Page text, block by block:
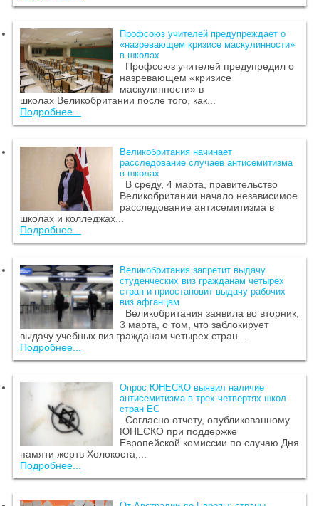
Профсоюз учителей предупреждает о
«назревающем кризисе маскулинности»
в школах
Профсоюз учителей предупредил о
назревающем «кризисе
маскулинности» в
школах Великобритании после того, как...
Подробнее...
Великобритания начинает
расследование случаев антисемитизма
в школах
В среду, 4 марта, правительство
Великобритании начало независимое
расследование антисемитизма в
школах и колледжах...
Подробнее...
Великобритания запретит выдачу
студенческих виз гражданам четырех
стран и приостановит выдачу рабочих
виз афганцам
Великобритания заявила во вторник,
3 марта, о том, что заблокирует
выдачу учебных виз гражданам четырех стран...
Подробнее...
Опрос ЮНЕСКО выявил наличие
антисемитизма в трех четвертях школ
стран ЕС
Согласно отчету, опубликованному
ЮНЕСКО при поддержке
Европейской комиссии по случаю Дня
памяти жертв Холокоста,...
Подробнее...